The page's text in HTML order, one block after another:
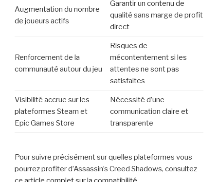
Augmentation du nombre
de joueurs actifs
Garantir un contenu de
qualité sans marge de profit
direct
Renforcement de la
communauté autour du jeu
Risques de
mécontentement si les
attentes ne sont pas
satisfaites
Visibilité accrue sur les
plateformes Steam et
Epic Games Store
Nécessité d’une
communication claire et
transparente
Pour suivre précisément sur quelles plateformes vous
pourrez profiter d’Assassin’s Creed Shadows, consultez